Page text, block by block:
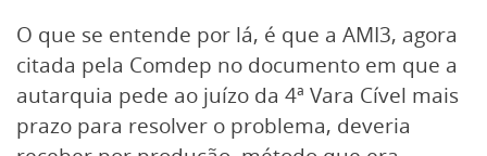
O que se entende por lá, é que a AMI3, agora
citada pela Comdep no documento em que a
autarquia pede ao juízo da 4ª Vara Cível mais
prazo para resolver o problema, deveria